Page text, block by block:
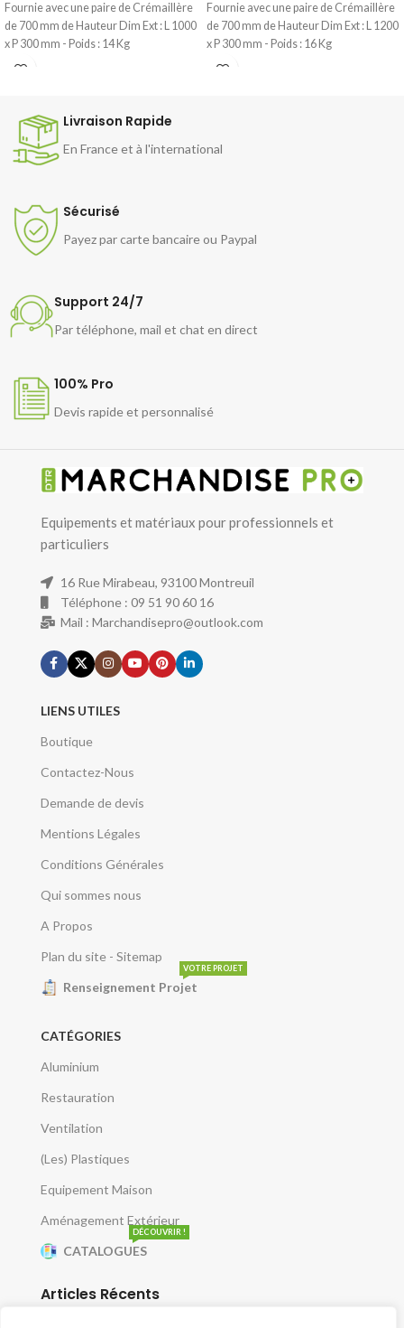
Fournie avec une paire de Crémaillère
de 700 mm de Hauteur Dim Ext : L 1000
x P 300 mm - Poids : 14 Kg
Fournie avec une paire de Crémaillère
de 700 mm de Hauteur Dim Ext : L 1200
x P 300 mm - Poids : 16 Kg
Livraison Rapide
En France et à l'international
Sécurisé
Payez par carte bancaire ou Paypal
Support 24/7
Par téléphone, mail et chat en direct
100% Pro
Devis rapide et personnalisé
Equipements et matériaux pour professionnels et
particuliers
16 Rue Mirabeau, 93100 Montreuil
Téléphone : 09 51 90 60 16
Mail : Marchandisepro@outlook.com
LIENS UTILES
Boutique
Contactez-Nous
Demande de devis
Mentions Légales
Conditions Générales
Qui sommes nous
A Propos
Plan du site - Sitemap
Renseignement Projet
VOTRE PROJET
CATÉGORIES
Aluminium
Restauration
Ventilation
(Les) Plastiques
Equipement Maison
Aménagement Extérieur
CATALOGUES
DÉCOUVRIR !
Articles Récents